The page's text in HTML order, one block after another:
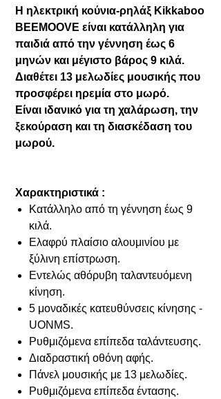
Η ηλεκτρική κούνια-ρηλάξ Kikkaboo
BEEMOOVE είναι κατάλληλη για
παιδιά από την γέννηση έως 6
μηνών και μέγιστο βάρος 9 κιλά.
Διαθέτει 13 μελωδίες μουσικής που
προσφέρει ηρεμία στο μωρό.
Είναι ιδανικό για τη χαλάρωση, την
ξεκούραση και τη διασκέδαση του
μωρού.
Χαρακτηριστικά :
Κατάλληλο από τη γέννηση έως 9
κιλά.
Ελαφρύ πλαίσιο αλουμινίου με
ξύλινη επίστρωση.
Εντελώς αθόρυβη ταλαντευόμενη
κίνηση.
5 μοναδικές κατευθύνσεις κίνησης -
UONMS.
Ρυθμιζόμενα επίπεδα ταλάντευσης.
Διαδραστική οθόνη αφής.
Πάνελ μουσικής με 13 μελωδίες.
Ρυθμιζόμενα επίπεδα έντασης.